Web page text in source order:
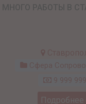
Сфера
9 999
Подробнее